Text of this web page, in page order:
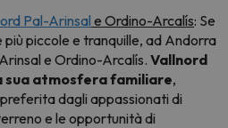
Pal-Arinsal e Ordino-Arcalís: Se
piccole e tranquille, ad Andorra
e Ordino-Arcalís. Vallnord
sua atmosfera familiare,
dagli appassionati di
e le opportunità di